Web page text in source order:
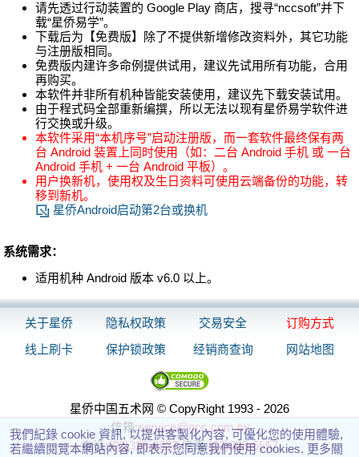
请先透过行动装置的 Google Play 商店，搜寻“nccsoft”并下
载“星侨易学”。
下载后为【免费版】除了不提供新增修改资料外，其它功能
与注册版相同。
免费版内建许多命例提供试用，建议先试用所有功能，合用
再购买。
本软件并非所有机种皆能安装使用，建议先下载安装试用。
由于程式码全部重新编撰，所以无法以现有星侨易学软件进
行交换或升级。
本软件采用“本机序号”启动注册版，而一套软件最终保有两
台 Android 装置上同时使用（如：二台 Android 手机 或 一台
Android 手机 + 一台 Android 平板）。
用户换新机，使用权及生日资料可使用云端备份的功能，转
移到新机。
星侨Android启动第2台或换机
系统需求：
适用机种 Android 版本 v6.0 以上。
关于星侨 隐私权政策 交易安全
订购方式
线上刷卡
保护锁政策 经销商查询 网站地图
星侨中国五术网 © CopyRight 1993 - 2026
信箱:service@ncc.com.tw
电话:(03)328-8833传真:(03)328-6557
我們紀錄 cookie 資訊, 以提供客製化內容, 可優化您的使用體驗,
若繼續閱覽本網站內容, 即表示您同意我們使用 cookies. 更多關